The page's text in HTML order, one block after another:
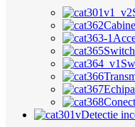
Detectie